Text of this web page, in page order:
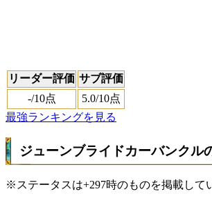
リーダー評価 サブ評価
-/10点 5.0/10点
最強ランキングを見る
ジューンブライドカーバンクル
※ステータスは+297時のものを掲載して